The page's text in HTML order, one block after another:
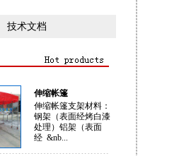
技术文档
伸缩帐篷
伸缩帐篷支架材料：
钢架（表面经烤白漆
处理）铝架（表面
经 &nb...